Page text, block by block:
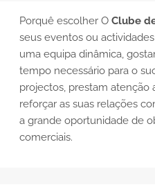
Porquê escolher O Clube
seus eventos ou
uma equipa dinâmica,
tempo necessário para o
projectos, prestam atenção
reforçar as suas relações
a grande oportunidade de
comerciais.